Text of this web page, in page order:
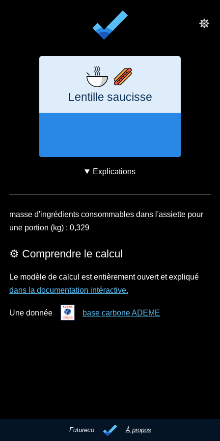
Lentille saucisse
Explications
masse d'ingrédients consommables dans l'assiette pour
une portion (kg) : 0,329
⚙️ Comprendre le calcul
Le modèle de calcul est entièrement ouvert et expliqué
dans la documentation intéractive.
Une donnée base carbone ADEME
Futureco À propos